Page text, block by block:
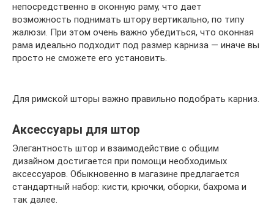
непосредственно в оконную раму, что дает
возможность поднимать штору вертикально, по типу
жалюзи. При этом очень важно убедиться, что оконная
рама идеально подходит под размер карниза — иначе вы
просто не сможете его установить.
Для римской шторы важно правильно подобрать карниз.
Аксессуары для штор
Элегантность штор и взаимодействие с общим
дизайном достигается при помощи необходимых
аксессуаров. Обыкновенно в магазине предлагается
стандартный набор: кисти, крючки, оборки, бахрома и
так далее.